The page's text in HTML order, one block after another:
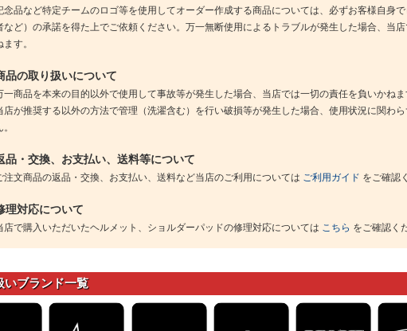
念品など特定チームのロゴ等を使用してオーダー作成する商品については、必ずお客様自身
など）の承諾を得た上でご依頼ください。万一無断使用によるトラブルが発生した場合、当
ます。
品の取り扱いについて
一商品を本来の目的以外で使用して事故等が発生した場合、当店では一切の責任を負いかね
店が推奨する以外の方法で管理（洗濯含む）を行い破損等が発生した場合、使用状況に関わ
品・交換、お支払い、送料等について
注文商品の返品・交換、お支払い、送料など当店のご利用については ご利用ガイド をご確認
理対応について
店で購入いただいたヘルメット、ショルダーパッドの修理対応については こちら をご確認く
いブランド一覧